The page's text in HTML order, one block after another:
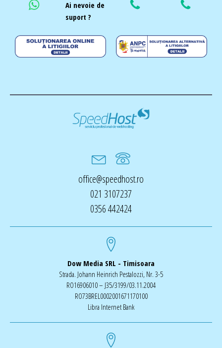
Ai nevoie de
suport ?
office@speedhost.ro
021 3107237
0356 442424
Dow Media SRL - Timisoara
Strada. Johann Heinrich Pestalozzi, Nr. 3-5
RO16906010 – J35/3199/03.11.2004
RO73BREL0002001671170100
Libra Internet Bank